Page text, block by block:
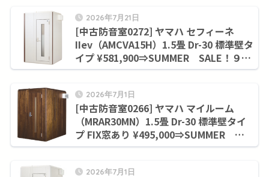
2026年7月21日
[中古防音室0272] ヤマハ セフィーネ
IIev（AMCVA15H）1.5畳 Dr-30 標準壁タ
イプ ¥581,900⇒SUMMER SALE！９月
末まで¥506,000
2026年7月1日
[中古防音室0266] ヤマハ マイルーム
（MRAR30MN）1.5畳 Dr-30 標準壁タイ
プ FIX窓あり ¥495,000⇒SUMMER
SALE！９月末まで¥425,700
2026年7月1日